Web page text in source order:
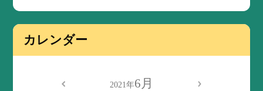
カレンダー
2021年6月